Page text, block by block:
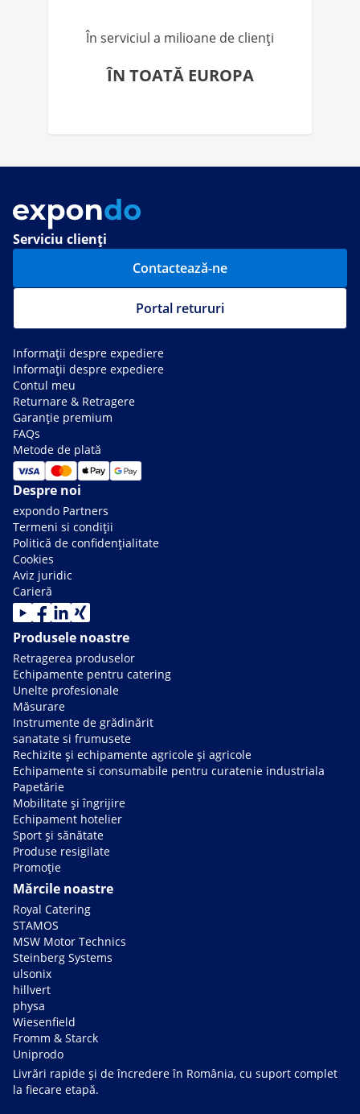
În serviciul a milioane de clienți
ÎN TOATĂ EUROPA
Serviciu clienți
Contactează-ne
Portal retururi
Informații despre expediere
Informații despre expediere
Contul meu
Returnare & Retragere
Garanție premium
FAQs
Metode de plată
Despre noi
expondo Partners
Termeni si condiții
Politică de confidențialitate
Cookies
Aviz juridic
Carieră
Produsele noastre
Retragerea produselor
Echipamente pentru catering
Unelte profesionale
Măsurare
Instrumente de grădinărit
sanatate si frumusete
Rechizite și echipamente agricole și agricole
Echipamente si consumabile pentru curatenie industriala
Papetărie
Mobilitate și îngrijire
Echipament hotelier
Sport și sănătate
Produse resigilate
Promoție
Mărcile noastre
Royal Catering
STAMOS
MSW Motor Technics
Steinberg Systems
ulsonix
hillvert
physa
Wiesenfield
Fromm & Starck
Uniprodo
Livrări rapide și de încredere în România, cu suport complet
la fiecare etapă.